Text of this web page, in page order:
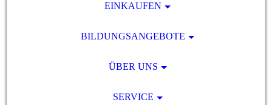
EINKAUFEN
BILDUNGSANGEBOTE
ÜBER UNS
SERVICE